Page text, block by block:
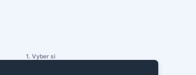
1. Vyber si